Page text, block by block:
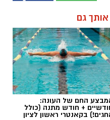
אותך גם
החם של העונה:
+ חודש מתנה (כולל
בקאנטרי ראשון לציון